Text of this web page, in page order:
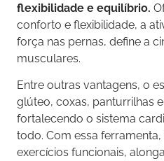
flexibilidade e equilíbrio.
conforto e flexibilidade, a
força nas pernas, define a
musculares.
Entre outras vantagens, o
glúteo, coxas, panturrilhas
fortalecendo o sistema
todo. Com essa
exercícios funcionais,